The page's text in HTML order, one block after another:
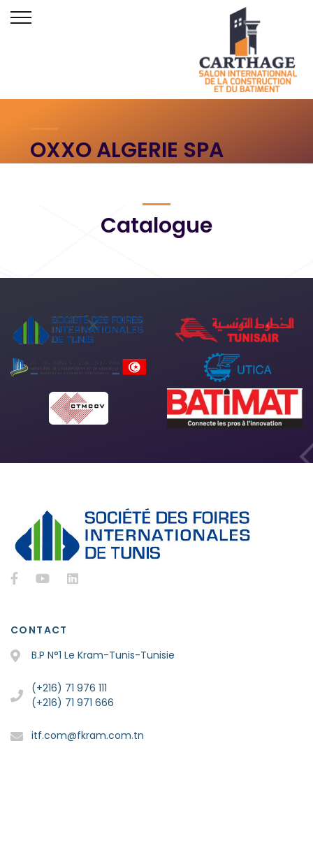
OXXO ALGERIE SPA
Catalogue
CONTACT
B.P N°1 Le Kram-Tunis-Tunisie
(+216) 71 976 111
(+216) 71 971 666
itf.com@fkram.com.tn